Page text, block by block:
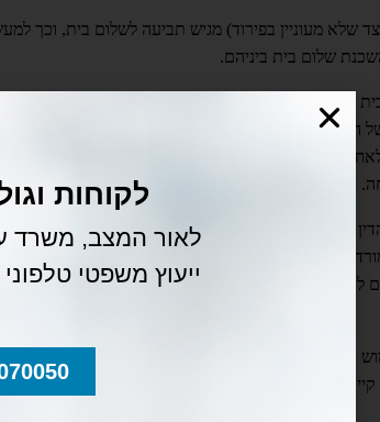
שלא מעוניין בפירוד) מגיש תביעה לשלום בית, וכך
שלום בית ביניהם.
המשפט לענייני משפחה או בית הדין הרבני (הרבנות)
הליך שלום בית שכזה בין הצדדים. כאשר הליך שכזה
מכן נכשל מסיבה זו או אחרת, יכולים בני הזוג לחזור
המטילה על הצדדים לבצע ניסיון לשלום בית, ואחד
משמעות הדבר היא כי, במידה והבעל יוכרז כמורד,
לה את כתובתה ובמידה והבעל יסרב ליתן לאישה גט,
בתביעת שלום בית נעשה אך ורק כצעד טקטי שיאפשר
סיכוי רב שהרצון לשלום בית, הנו רצון טקטי בלבד
לקוחות
לאור המצב, משרד
ייעוץ משפטי טלפוני